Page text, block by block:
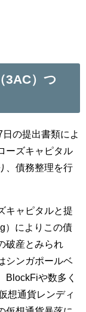
3AC）つ
の提出書類によ
ーズキャピタル
、債務整理を行
キャピタルと提
）によりこの債
破産とみられ
シンガポールベ
BlockFiや数多く
想通貨レンディ